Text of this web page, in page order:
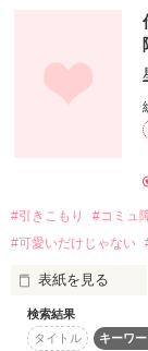
※実在の団体や
絶対に俺のそば
学校一の最強男
ラブストーリー＊
《執筆期間》
彼女に毎日惚れ
「葵、それ俺が
「んーん、大丈
今日も俺より、
そんな彼らは2
真冬の大抗争の
ある日、ポスト
「私が、夜桜総
夜桜総長を名乗
#引きこもり #コミュ
#可愛いだけじゃない
表紙を見る
引きこもりコ
検索結果
タイトル
キーワ